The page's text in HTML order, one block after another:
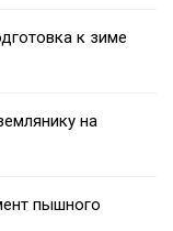
к зиме
на
пышного